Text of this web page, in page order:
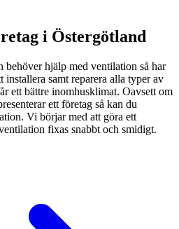
i Östergötland
behöver hjälp med ventilation så har
samt reparera alla typer av
ett bättre inomhusklimat. Oavsett om
ett företag så kan du
Vi börjar med att göra ett
fixas snabbt och smidigt.